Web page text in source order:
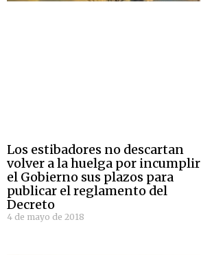
Los estibadores no descartan
volver a la huelga por incumplir
el Gobierno sus plazos para
publicar el reglamento del
Decreto
4 de mayo de 2018